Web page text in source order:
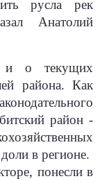
русла рек
Анатолий
и о текущих
района. Как
район -
в регионе.
понесли в